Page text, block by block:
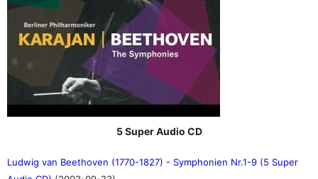
5 Super Audio CD
Ludwig van Beethoven (1770-1827) - Symphonien Nr.1-9 (5 Super